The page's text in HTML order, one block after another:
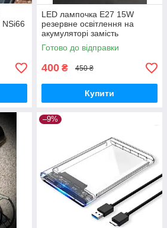
NSi66
LED лампочка E27 15W
резервне освітлення на
акумуляторі замість
звичайної лампи
Готово до відправки
400 ₴ 450 ₴
Купити
–9%